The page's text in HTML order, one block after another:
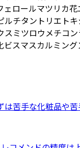
ェロールマツリカ花
ルチタン トリエト
スミツロウメチコン
ビスマスカルミング
は苦手な化粧品や